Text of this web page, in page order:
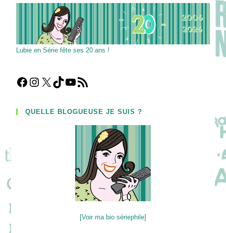
Lubie en Série fête ses 20 ans !
Facebook
Instagram
X TikTokYouTube
Flux RSS
QUELLE BLOGUEUSE JE SUIS ?
[Voir ma bio sériephile]